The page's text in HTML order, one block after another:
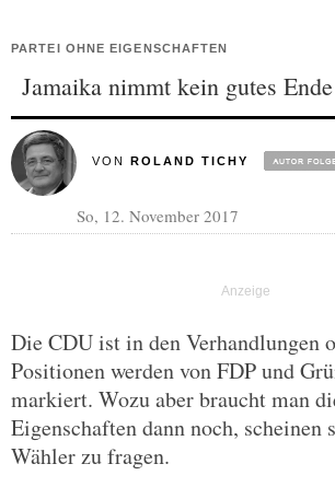
PARTEI OHNE EIGENSCHAFTEN
Jamaika nimmt kein gutes
VON ROLAND TICHY
So, 12. November 2017
Die CDU ist in den Verhandlungen
Positionen werden von FDP und
markiert. Wozu aber braucht man
Eigenschaften dann noch,
Wähler zu fragen.